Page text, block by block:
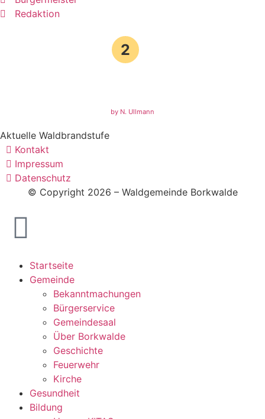
Redaktion
2
by N. Ullmann
Aktuelle Waldbrandstufe
Kontakt
Impressum
Datenschutz
© Copyright 2026 – Waldgemeinde Borkwalde
Startseite
Gemeinde
Bekanntmachungen
Bürgerservice
Gemeindesaal
Über Borkwalde
Geschichte
Feuerwehr
Kirche
Gesundheit
Bildung